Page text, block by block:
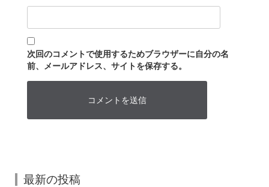
次回のコメントで使用するためブラウザーに自分の名
前、メールアドレス、サイトを保存する。
最新の投稿